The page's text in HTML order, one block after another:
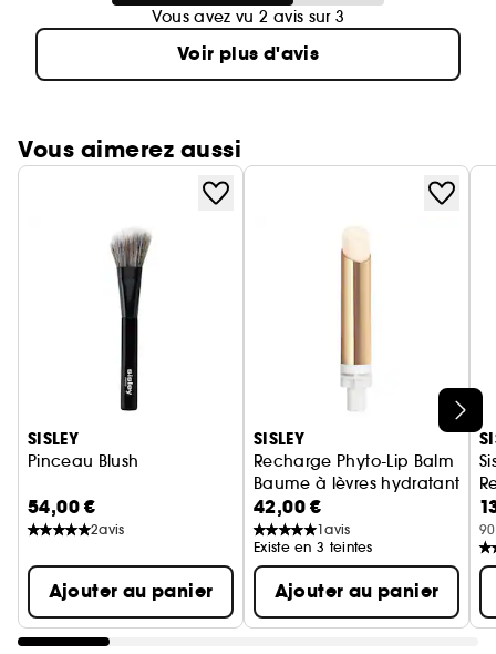
Vous avez vu 2 avis sur 3
Voir plus d'avis
Vous aimerez aussi
Ignorer le carrousel produits
SISLEY
Pinceau Blush
54,00 €
2avis
Ajouter au panier
SISLEY
Recharge Phyto-Lip Balm
Baume à lèvres hydratant et
42,00 €
1avis
Existe en 3 teintes
Ajouter au panier